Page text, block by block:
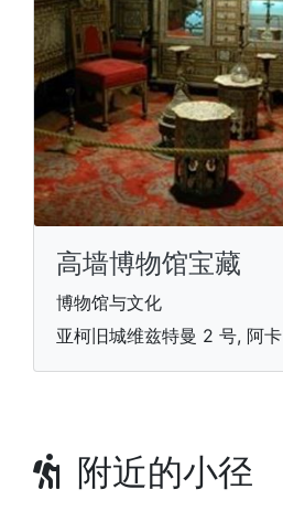
高墙博物馆宝藏
博物馆与文化
亚柯旧城维兹特曼 2 号, 阿卡
附近的小径